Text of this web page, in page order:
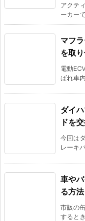
アクテ
ーカー
マフ
を取
電動
ばれ車
ダイ
ドを
今回は
レーキ
車や
る方法
市販の
すると